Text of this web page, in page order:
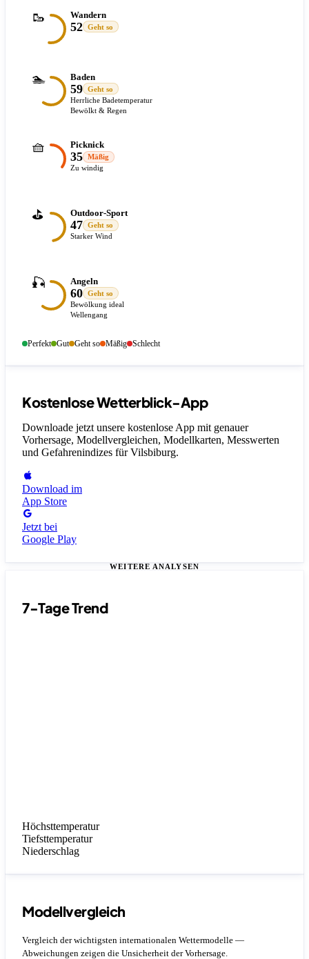
🥾 Wandern
52 Geht so
🏊 Baden
59
Geht so
Herrliche Badetemperatur
Bewölkt & Regen
🧺 Picknick
35
Mäßig
Zu windig
⛳ Outdoor-Sport
47
Geht so
Starker Wind
🎣 Angeln
60
Geht so
Bewölkung ideal
Wellengang
Perfekt Gut Geht so Mäßig Schlecht
Kostenlose Wetterblick-App
Downloade jetzt unsere kostenlose App mit genauer
Vorhersage, Modellvergleichen, Modellkarten, Messwerten
und Gefahrenindizes für Vilsbiburg.
Download im
App Store
Jetzt bei
Google Play
WEITERE ANALYSEN
7-Tage Trend
Höchsttemperatur
Tiefsttemperatur
Niederschlag
Modellvergleich
Vergleich der wichtigsten internationalen Wettermodelle —
Abweichungen zeigen die Unsicherheit der Vorhersage.